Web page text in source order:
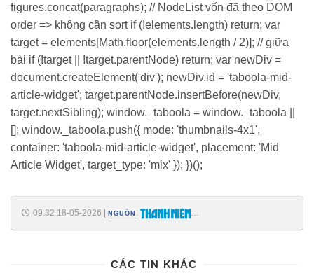
figures.concat(paragraphs); // NodeList vốn đã theo DOM
order => không cần sort if (!elements.length) return; var
target = elements[Math.floor(elements.length / 2)]; // giữa
bài if (!target || !target.parentNode) return; var newDiv =
document.createElement('div'); newDiv.id = 'taboola-mid-
article-widget'; target.parentNode.insertBefore(newDiv,
target.nextSibling); window._taboola = window._taboola ||
[]; window._taboola.push({ mode: 'thumbnails-4x1',
container: 'taboola-mid-article-widget', placement: 'Mid
Article Widget', target_type: 'mix' }); })();
09:32 18-05-2026 | NGUỒN :
CÁC TIN KHÁC